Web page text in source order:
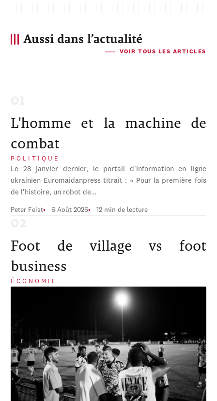
Aussi dans l’actualité
VOIR TOUS LES ARTICLES
L'homme et la machine de
combat
POLITIQUE
Le 28 janvier dernier, le portail d'information en ligne
ukrainien Euromaidanpress titrait : « Pour la première fois
de l'histoire, un robot de…
Peter Feist 6 Août 2026 12 min de lecture
Foot de village vs foot
business
ÉCONOMIE